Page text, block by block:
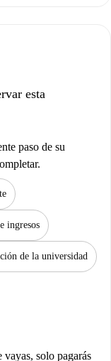
esta
paso de su
ingresos
de la universidad
vayas, solo pagarás